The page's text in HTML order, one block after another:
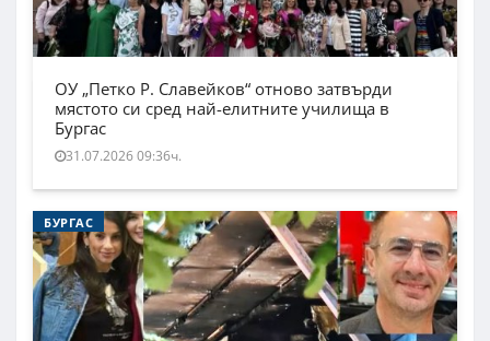
ОУ „Петко Р. Славейков“ отново затвърди
мястото си сред най-елитните училища в
Бургас
31.07.2026 09:36ч.
БУРГАС